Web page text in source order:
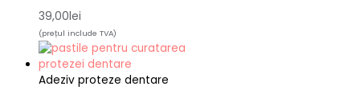
39,00lei
(prețul include TVA)
Adeziv proteze dentare